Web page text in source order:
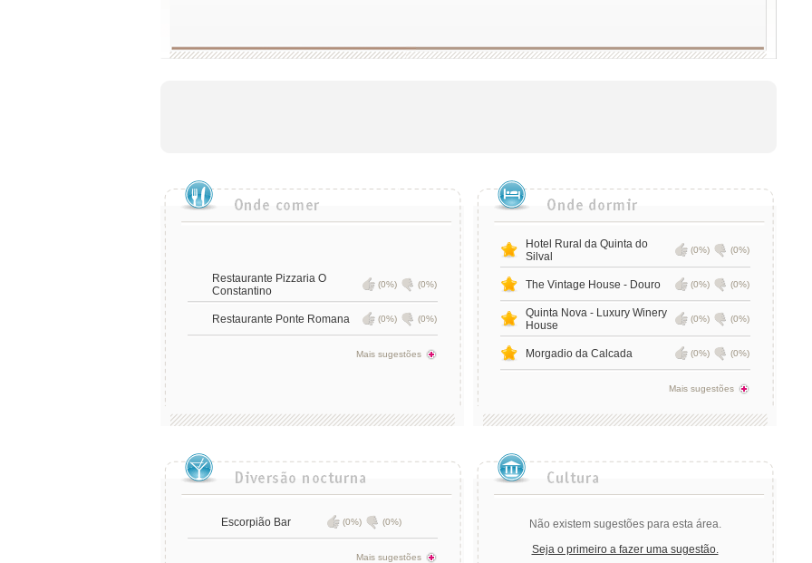
Restaurante Pizzaria O
Constantino
(0%) (0%)
Restaurante Ponte Romana (0%) (0%)
Mais sugestões
Hotel Rural da Quinta do
Silval
(0%) (0%)
The Vintage House - Douro (0%) (0%)
Quinta Nova - Luxury Winery
House
(0%) (0%)
Morgadio da Calcada (0%) (0%)
Mais sugestões
Escorpião Bar (0%) (0%)
Mais sugestões
Não existem sugestões para esta área.
Seja o primeiro a fazer uma sugestão.